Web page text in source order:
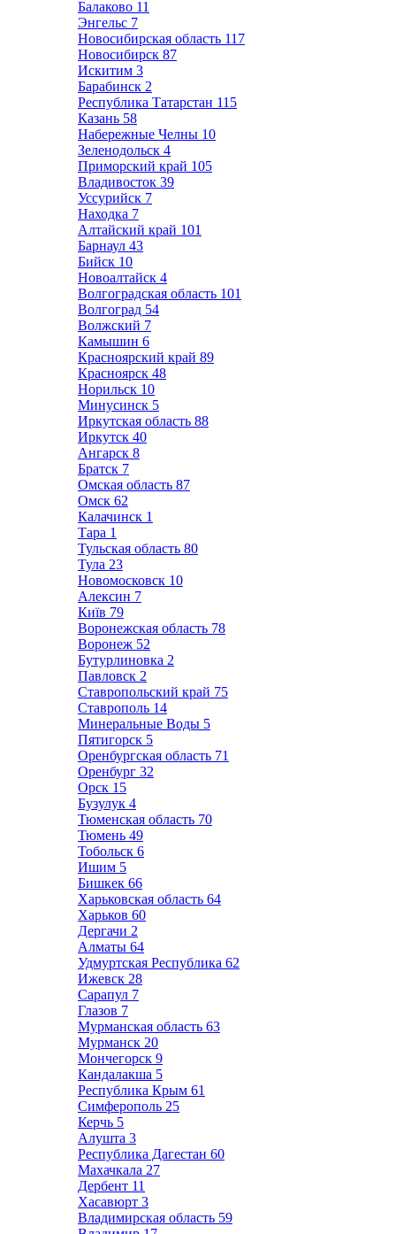
Балаково 11
Энгельс 7
Новосибирская область 117
Новосибирск 87
Искитим 3
Барабинск 2
Республика Татарстан 115
Казань 58
Набережные Челны 10
Зеленодольск 4
Приморский край 105
Владивосток 39
Уссурийск 7
Находка 7
Алтайский край 101
Барнаул 43
Бийск 10
Новоалтайск 4
Волгоградская область 101
Волгоград 54
Волжский 7
Камышин 6
Красноярский край 89
Красноярск 48
Норильск 10
Минусинск 5
Иркутская область 88
Иркутск 40
Ангарск 8
Братск 7
Омская область 87
Омск 62
Калачинск 1
Тара 1
Тульская область 80
Тула 23
Новомосковск 10
Алексин 7
Київ 79
Воронежская область 78
Воронеж 52
Бутурлиновка 2
Павловск 2
Ставропольский край 75
Ставрополь 14
Минеральные Воды 5
Пятигорск 5
Оренбургская область 71
Оренбург 32
Орск 15
Бузулук 4
Тюменская область 70
Тюмень 49
Тобольск 6
Ишим 5
Бишкек 66
Харьковская область 64
Харьков 60
Дергачи 2
Алматы 64
Удмуртская Республика 62
Ижевск 28
Сарапул 7
Глазов 7
Мурманская область 63
Мурманск 20
Мончегорск 9
Кандалакша 5
Республика Крым 61
Симферополь 25
Керчь 5
Алушта 3
Республика Дагестан 60
Махачкала 27
Дербент 11
Хасавюрт 3
Владимирская область 59